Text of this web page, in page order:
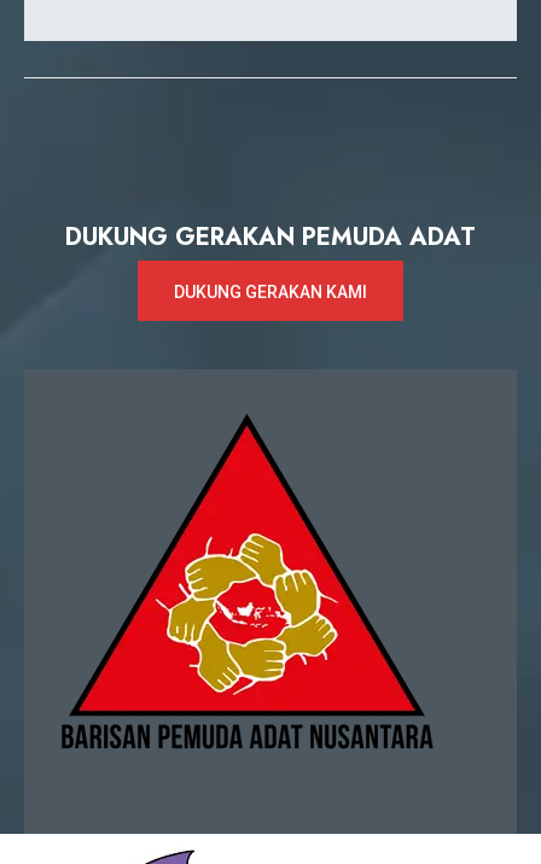
DUKUNG GERAKAN PEMUDA ADAT
DUKUNG GERAKAN KAMI